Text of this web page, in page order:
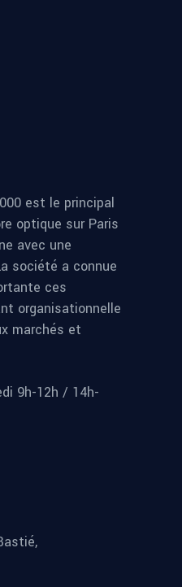
est le principal
optique sur Paris
avec une
société a connue
ces
organisationnelle
marchés et
9h-12h / 14h-